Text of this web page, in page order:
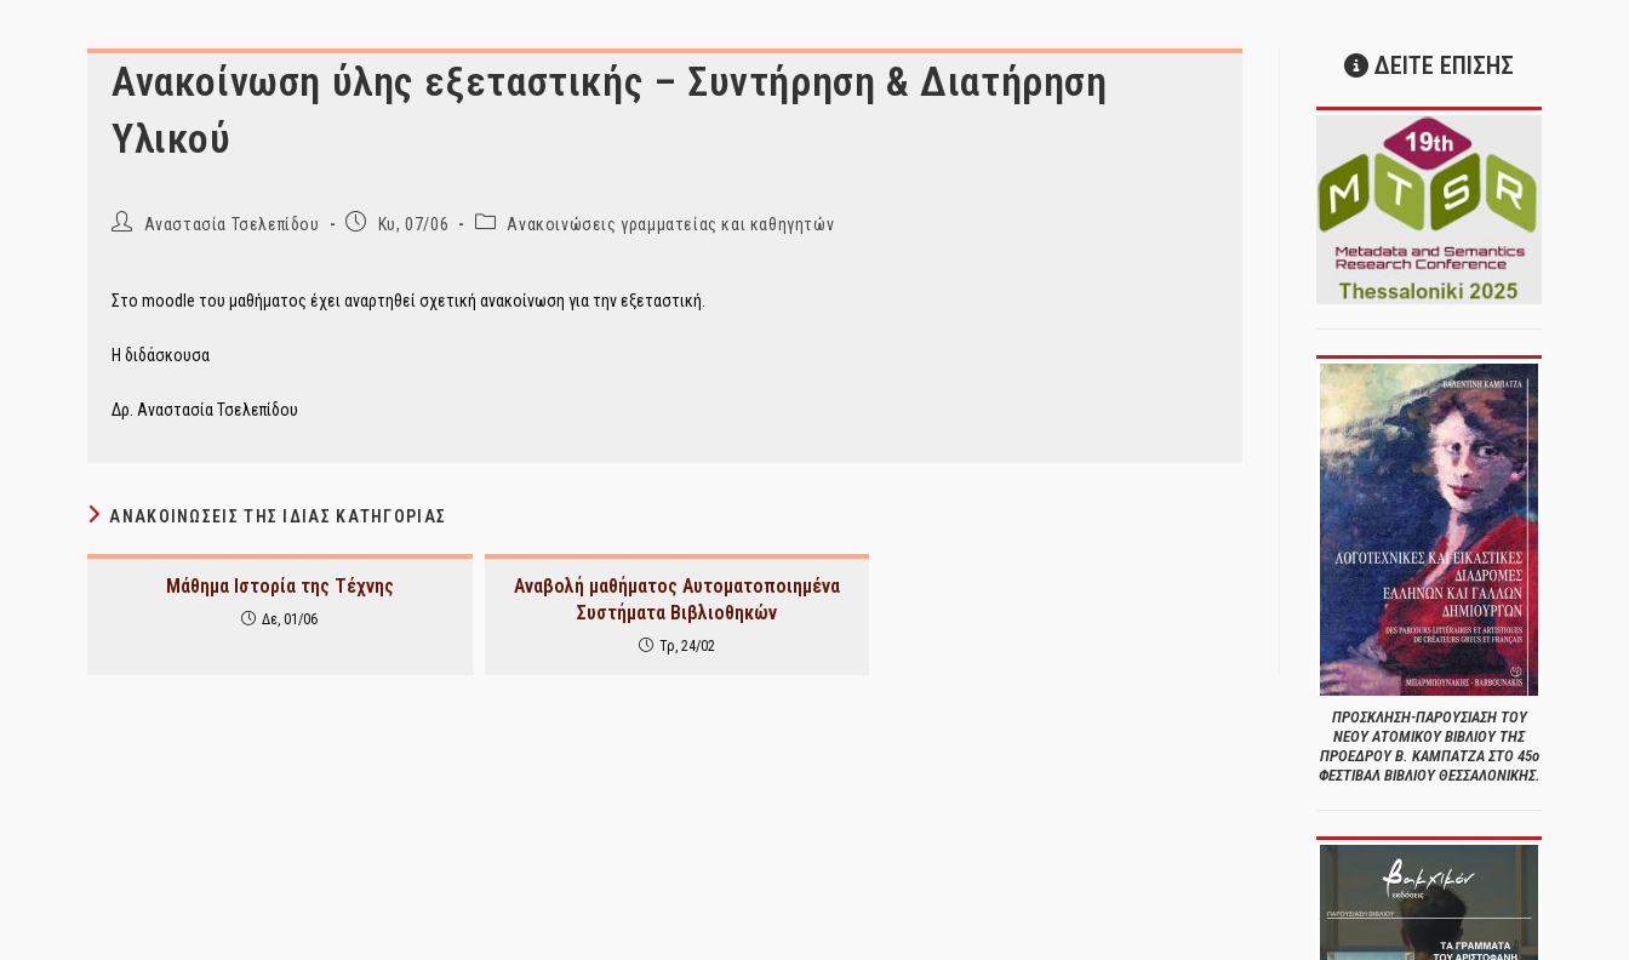
Ανακοίνωση ύλης εξεταστικής – Συντήρηση & Διατήρηση
Υλικού
PostΑναστασία Τσελεπίδου
PostΚυ, 07/06
PostΑνακοινώσεις γραμματείας και καθηγητών
Στο moodle του μαθήματος έχει αναρτηθεί σχετική ανακοίνωση για την εξεταστική.
Η διδάσκουσα
Δρ. Αναστασία Τσελεπίδου
ΑΝΑΚΟΙΝΏΣΕΙΣ ΤΗΣ ΊΔΙΑΣ ΚΑΤΗΓΟΡΊΑΣ
Μάθημα Ιστορία της Τέχνης
Δε, 01/06
Αναβολή μαθήματος Αυτοματοποιημένα
Συστήματα Βιβλιοθηκών
Τρ, 24/02
ΔΕΙΤΕ ΕΠΙΣΗΣ
ΠΡΟΣΚΛΗΣΗ-ΠΑΡΟΥΣΙΑΣΗ ΤΟΥ
ΝΕΟΥ ΑΤΟΜΙΚΟΥ ΒΙΒΛΙΟΥ ΤΗΣ
ΠΡΟΕΔΡΟΥ Β. ΚΑΜΠΑΤΖΑ ΣΤΟ 45ο
ΦΕΣΤΙΒΑΛ ΒΙΒΛΙΟΥ ΘΕΣΣΑΛΟΝΙΚΗΣ.